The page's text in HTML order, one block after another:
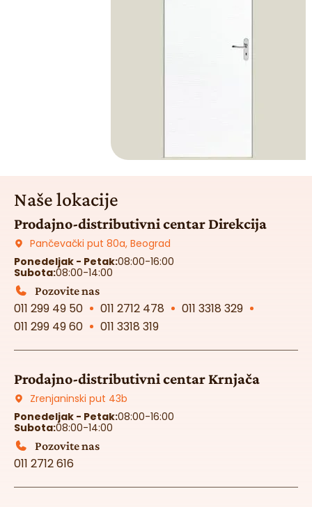
Naše lokacije
Prodajno-distributivni centar Direkcija
Pančevački put 80a, Beograd
Ponedeljak - Petak:08:00-16:00
Subota:08:00-14:00
Pozovite nas
011 299 49 50 011 2712 478
011 3318 329
011 299 49 60
011 3318 319
Prodajno-distributivni centar Krnjača
Zrenjaninski put 43b
Ponedeljak - Petak:08:00-16:00
Subota:08:00-14:00
Pozovite nas
011 2712 616